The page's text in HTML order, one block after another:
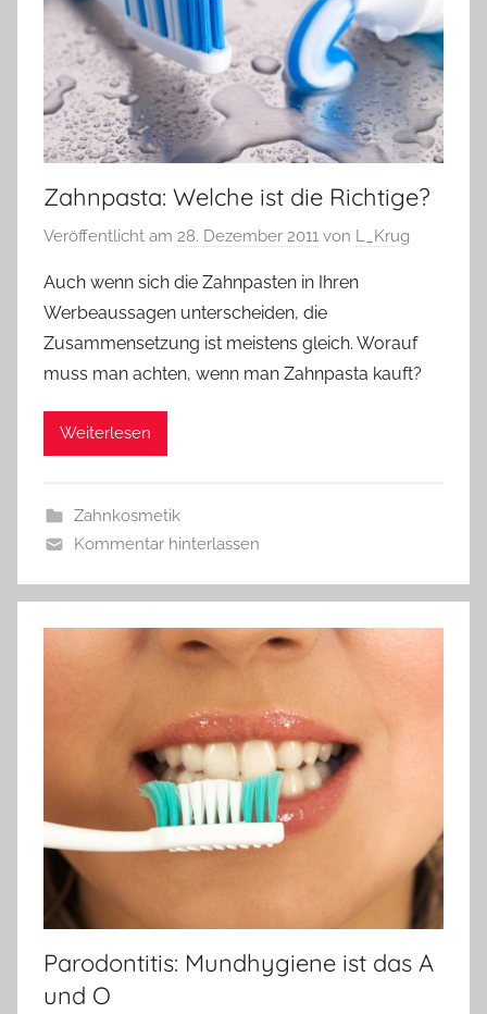
Zahnpasta: Welche ist die Richtige?
Veröffentlicht am 28. Dezember 2011 von L_Krug
Auch wenn sich die Zahnpasten in Ihren
Werbeaussagen unterscheiden, die
Zusammensetzung ist meistens gleich. Worauf
muss man achten, wenn man Zahnpasta kauft?
Weiterlesen
Zahnkosmetik
Kommentar hinterlassen
Parodontitis: Mundhygiene ist das A
und O